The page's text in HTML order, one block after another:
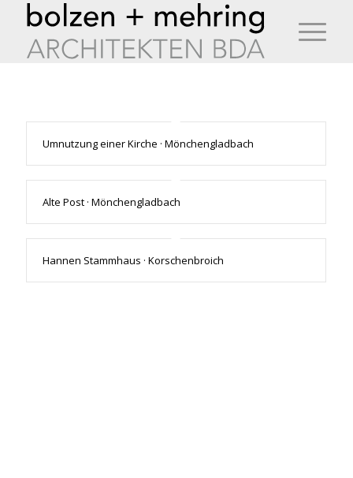
Umnutzung einer Kirche · Mönchengladbach
Alte Post · Mönchengladbach
Hannen Stammhaus · Korschenbroich